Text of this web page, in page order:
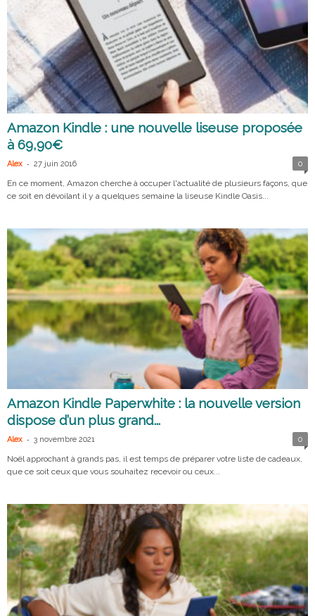
Amazon Kindle : une nouvelle liseuse proposée
à 69,90€
Alex - 27 juin 2016 0
En ce moment, Amazon cherche à occuper l'actualité de plusieurs façons, que
ce soit en dévoilant il y a quelques semaine la liseuse Kindle Oasis...
Amazon Kindle Paperwhite : la nouvelle version
dispose d’un plus grand...
Alex - 3 novembre 2021 0
Noël approchant à grands pas, il est temps de préparer votre liste de cadeaux,
que ce soit ceux que vous souhaitez recevoir ou ceux...